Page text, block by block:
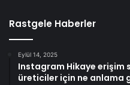
Rastgele Haberler
Eylül 14, 2025
Instagram Hikaye erişim
üreticiler için ne anlama